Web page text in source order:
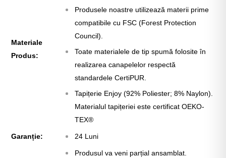
Materiale
Produs:
Produsele noastre utilizează materii prime
compatibile cu FSC (Forest Protection
Council).
Toate materialele de tip spumă folosite în
realizarea canapelelor respectă
standardele CertiPUR.
Tapițerie Enjoy (92% Poliester; 8% Naylon).
Materialul tapițeriei este certificat OEKO-
TEX®
Garanție: 24 Luni
Produsul va veni parțial ansamblat.